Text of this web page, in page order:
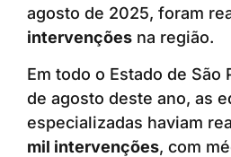
agosto de 2025, foram
intervenções na região.
Em todo o Estado de São
de agosto deste ano, as
especializadas haviam
mil intervenções, com